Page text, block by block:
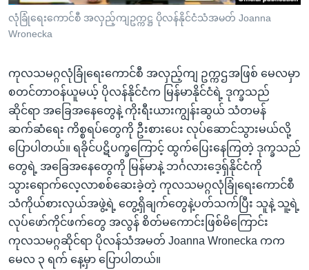
ရန်
ရှာဖွေ
သို့
ကျော်
ရန်
ဘာသာစကားများ
လုံခြုံရေးကောင်စီ အလှည့်ကျဥက္ကဋ္ဌ ပိုလန်နိုင်ငံသံအမတ် Joanna
Wronecka
ကုလသမဂ္ဂလုံခြုံရေးကောင်စီ အလှည့်ကျ ဥက္ကဌအဖြစ် မေလမှာ
စတင်တာဝန်ယူမယ့် ပိုလန်နိုင်ငံက မြန်မာနိုင်ငံရဲ့ ဒုက္ခသည်
ဆိုင်ရာ အခြေအနေတွေနဲ့ ကိုးရီးယားကျွန်းဆွယ် သံတမန်
ဆက်ဆံရေး ကိစ္စရပ်တွေကို ဦးစားပေး လုပ်ဆောင်သွားမယ်လို့
ပြောပါတယ်။ ရခိုင်ပဋိပက္ခကြောင့် ထွက်ပြေးနေကြတဲ့ ဒုက္ခသည်
တွေရဲ့ အခြေအနေတွေကို မြန်မာနဲ့ ဘင်္ဂလားဒေ့ရှ်နိုင်ငံကို
သွားရောက်လေ့လာစစ်ဆေးခဲ့တဲ့ ကုလသမဂ္ဂလုံခြုံရေးကောင်စီ
သံကိုယ်စားလှယ်အဖွဲ့ရဲ့ တွေ့ရှိချက်တွေနဲ့ပတ်သက်ပြီး သူနဲ့ သူ့ရဲ့
လုပ်ဖော်ကိုင်ဖက်တွေ အလွန် စိတ်မကောင်းဖြစ်မိကြောင်း
ကုလသမဂ္ဂဆိုင်ရာ ပိုလန်သံအမတ် Joanna Wronecka ကက
မေလ ၃ ရက် နေ့မှာ ပြောပါတယ်။